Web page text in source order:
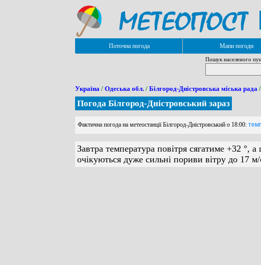
Поточна погода Мапи погоди
Пошук населеного
Україна / Одеська обл. / Білгород-Дністровська міська рада
Погода Білгород-Дністровський зараз
Фактична погода на метеостанції Білгород-Дністровський о 18:00:
Завтра температура повітря сягатиме +32
очікуються дуже сильні пориви вітру до 17